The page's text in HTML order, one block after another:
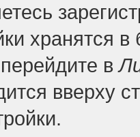
хранятся
в
вверху